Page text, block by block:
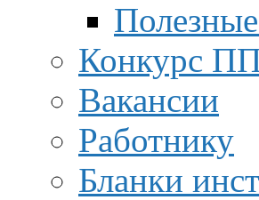
Конкурс
Вакансии
Работнику
Бланки